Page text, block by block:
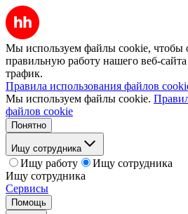
Мы используем файлы cookie, чтобы
правильную работу нашего веб-
трафик.
Правила использования файлов
Мы используем файлы cookie.
файлов cookie
Понятно
Ищу сотрудника
Ищу работу
Ищу сотрудника
Ищу сотрудника
Сервисы
Помощь